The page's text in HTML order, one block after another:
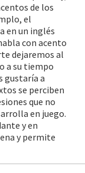
de los
el
en un inglés
con acento
dejaremos al
a su tiempo
gustaría a
se perciben
que no
en juego.
y en
y permite